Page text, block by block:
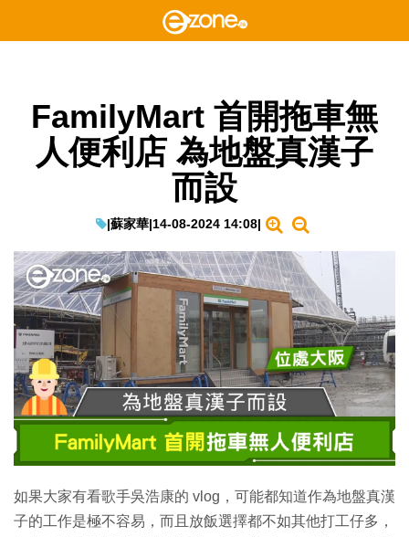
FamilyMart 首開拖車無
人便利店 為地盤真漢子
而設
|蘇家華|14-08-2024 14:08|
如果大家有看歌手吳浩康的 vlog，可能都知道作為地盤真漢
子的工作是極不容易，而且放飯選擇都不如其他打工仔多，